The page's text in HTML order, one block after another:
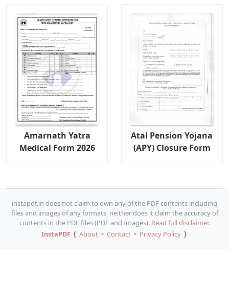
Amarnath Yatra
Medical Form 2026
Atal Pension Yojana
(APY) Closure Form
instapdf.in does not claim to own any of the PDF contents including
files and images of any formats, neither does it claim the accuracy of
contents in the PDF files (PDF and Images). Read full disclaimer.
InstaPDF❴ About⚬ Contact⚬ Privacy Policy❵